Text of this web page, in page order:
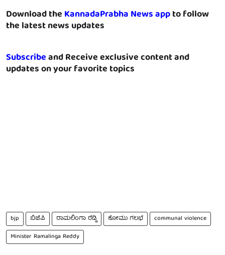
Download theKannadaPrabha News appto follow
the latest news updates
Subscribeand Receive exclusive content and
updates on your favorite topics
bjp ಬಿಜೆಪಿ ರಾಮಲಿಂಗಾ ರೆಡ್ಡಿ ಕೋಮು ಗಲಭೆ
communal violence
Minister Ramalinga Reddy